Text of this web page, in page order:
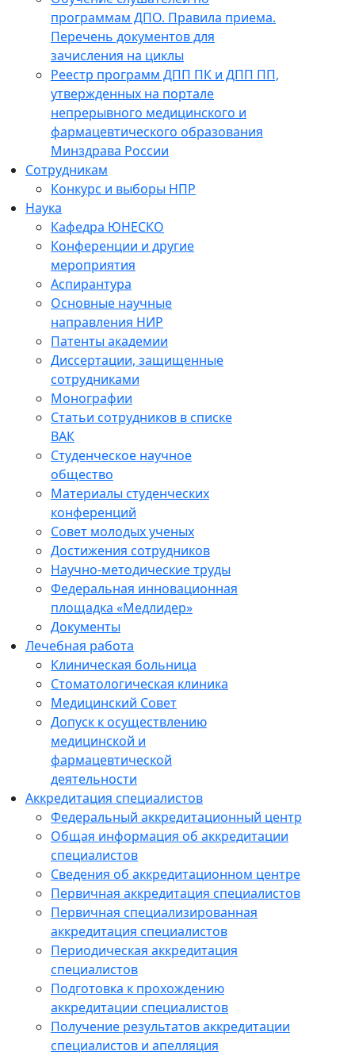
программам ДПО. Правила приема.
Перечень документов для
зачисления на циклы
Реестр программ ДПП ПК и ДПП ПП,
утвержденных на портале
непрерывного медицинского и
фармацевтического образования
Минздрава России
Сотрудникам
Конкурс и выборы НПР
Наука
Кафедра ЮНЕСКО
Конференции и другие
мероприятия
Аспирантура
Основные научные
направления НИР
Патенты академии
Диссертации, защищенные
сотрудниками
Монографии
Статьи сотрудников в списке
ВАК
Студенческое научное
общество
Материалы студенческих
конференций
Совет молодых ученых
Достижения сотрудников
Научно-методические труды
Федеральная инновационная
площадка «Медлидер»
Документы
Лечебная работа
Клиническая больница
Стоматологическая клиника
Медицинский Совет
Допуск к осуществлению
медицинской и
фармацевтической
деятельности
Аккредитация специалистов
Федеральный аккредитационный центр
Общая информация об аккредитации
специалистов
Сведения об аккредитационном центре
Первичная аккредитация специалистов
Первичная специализированная
аккредитация специалистов
Периодическая аккредитация
специалистов
Подготовка к прохождению
аккредитации специалистов
Получение результатов аккредитации
специалистов и апелляция